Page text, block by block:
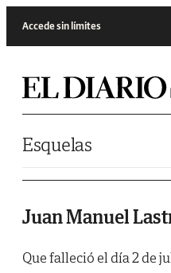
Accede sin límites
Esquelas
Juan Manuel
Que falleció el día 2 de